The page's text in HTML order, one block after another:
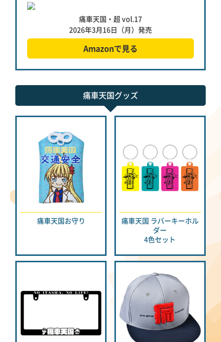
痛車天国・超 vol.17
2026年3月16日（月）発売
Amazonで見る
痛車天国グッズ
痛車天国お守り
痛車天国 ラバーキーホル
ダー
4色セット